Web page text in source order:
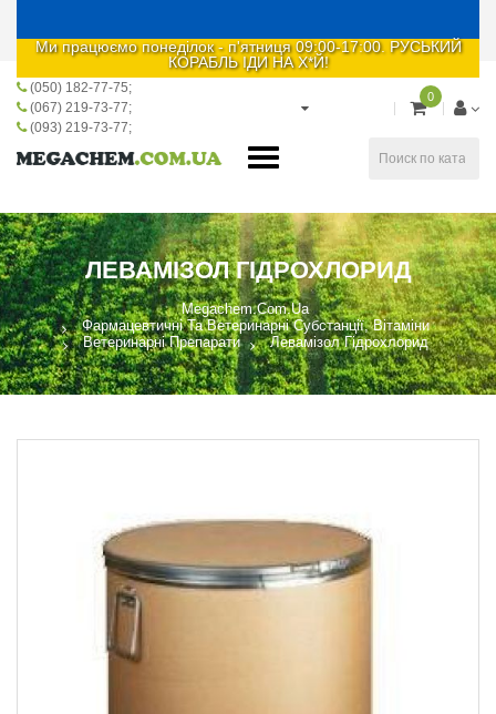
Ми працюємо понеділок - п'ятниця 09:00-17:00. РУСЬКИЙ
КОРАБЛЬ ІДИ НА Х*Й!
(050) 182-77-75
(067) 219-73-77
(093) 219-73-77
0
ЛЕВАМІЗОЛ ГІДРОХЛОРИД
Megachem.com.ua
Фармацевтичні Та Ветеринарні Субстанції, Вітаміни
Ветеринарні Препарати
Левамізол Гідрохлорид